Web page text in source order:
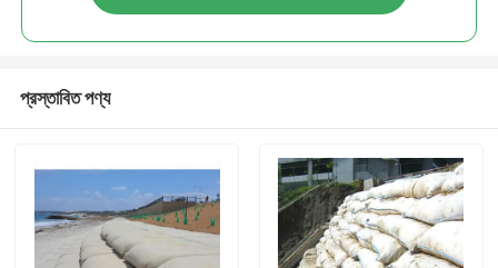
প্রস্তাবিত পণ্য